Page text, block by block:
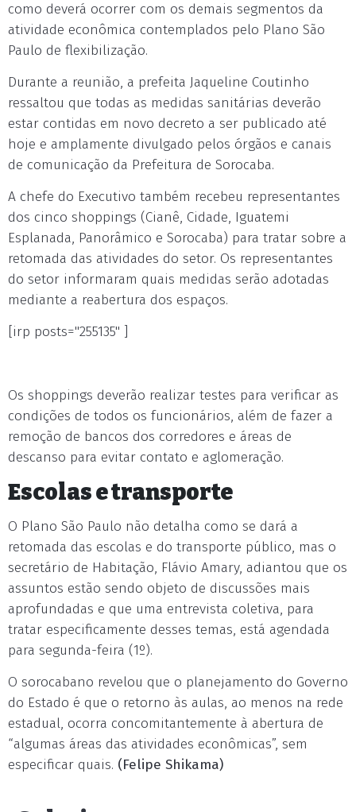
como deverá ocorrer com os demais segmentos da
atividade econômica contemplados pelo Plano São
Paulo de flexibilização.
Durante a reunião, a prefeita Jaqueline Coutinho
ressaltou que todas as medidas sanitárias deverão
estar contidas em novo decreto a ser publicado até
hoje e amplamente divulgado pelos órgãos e canais
de comunicação da Prefeitura de Sorocaba.
A chefe do Executivo também recebeu representantes
dos cinco shoppings (Cianê, Cidade, Iguatemi
Esplanada, Panorâmico e Sorocaba) para tratar sobre a
retomada das atividades do setor. Os representantes
do setor informaram quais medidas serão adotadas
mediante a reabertura dos espaços.
[irp posts="255135" ]
Os shoppings deverão realizar testes para verificar as
condições de todos os funcionários, além de fazer a
remoção de bancos dos corredores e áreas de
descanso para evitar contato e aglomeração.
Escolas e transporte
O Plano São Paulo não detalha como se dará a
retomada das escolas e do transporte público, mas o
secretário de Habitação, Flávio Amary, adiantou que os
assuntos estão sendo objeto de discussões mais
aprofundadas e que uma entrevista coletiva, para
tratar especificamente desses temas, está agendada
para segunda-feira (1º).
O sorocabano revelou que o planejamento do Governo
do Estado é que o retorno às aulas, ao menos na rede
estadual, ocorra concomitantemente à abertura de
“algumas áreas das atividades econômicas”, sem
especificar quais. (Felipe Shikama)